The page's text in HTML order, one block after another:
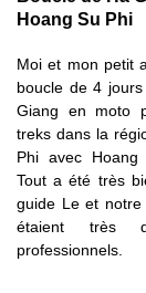
Hoang Su Phi
Moi et mon petit
boucle de 4
Giang en moto
treks dans la
Phi avec
Tout a été très
guide Le et notre
étaient très
professionnels.